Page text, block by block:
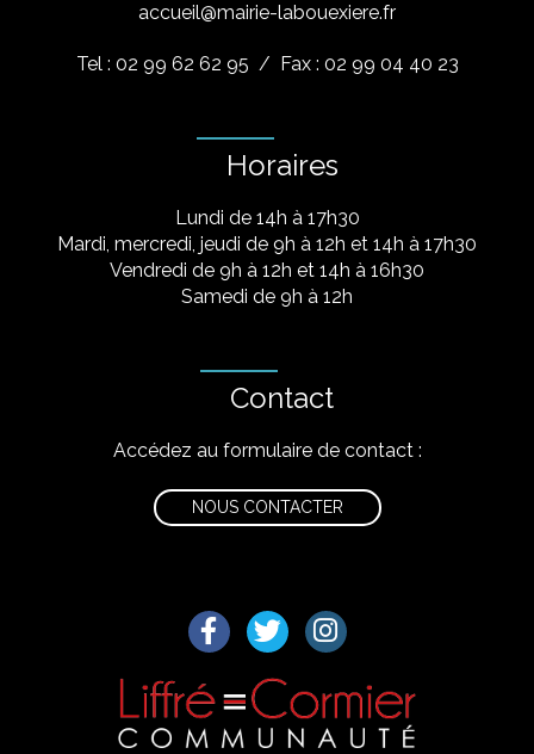
accueil@mairie-labouexiere.fr
Tel : 02 99 62 62 95 / Fax : 02 99 04 40 23
Horaires
Lundi de 14h à 17h30
Mardi, mercredi, jeudi de 9h à 12h et 14h à 17h30
Vendredi de 9h à 12h et 14h à 16h30
Samedi de 9h à 12h
Contact
Accédez au formulaire de contact :
NOUS CONTACTER
Lien vers le compte Facebook
Lien vers le compte Twitter
Lien vers le compte